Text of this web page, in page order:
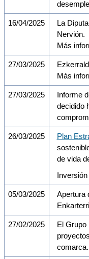
16/04/2025
La
Nervión.
Más
27/03/2025
Más
27/03/2025 Informe
decidido
26/03/2025 Plan
de vida
05/03/2025 Apertura
27/02/2025 El Grupo
comarca.